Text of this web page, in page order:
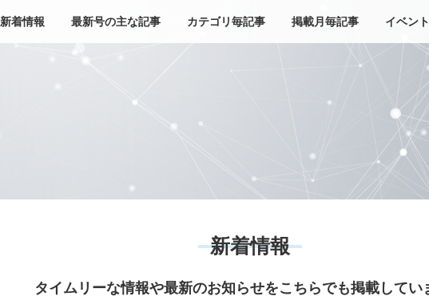
新着情報 最新号の主な記事 カテゴリ毎記事 掲載月毎記事 イベン
新着情報
タイムリーな情報や最新のお知らせをこちらでも掲載してい